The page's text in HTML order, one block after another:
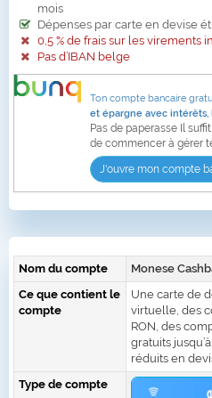
mois
Dépenses par carte en devise
0,5 % de frais sur les virements
Pas d’IBAN belge
Ton compte bancaire
et épargne avec
Pas de paperasse Il
de commencer à gérer
J'ouvre mon compte
Nom du compte
Monese
Ce que contient le
compte
Une carte de
virtuelle, des
RON, des
gratuits
réduits en
Type de compte